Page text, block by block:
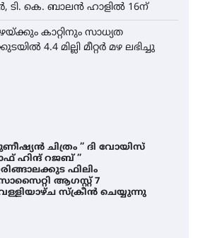
ടി. കെ. ബാലൻ ഹാളിൽ 16ന്
കാറ്റിനും സാധ്യത
4.4 മില്ലി മീറ്റർ മഴ ലഭിച്ചു
ചിത്രം ” ദി വോയിസ്
ഹിന്ദ് റജബ് ”
ഫിലിം
ആഗസ്റ്റ് 7
സ്‌ക്രീൻ ചെയ്യുന്നു